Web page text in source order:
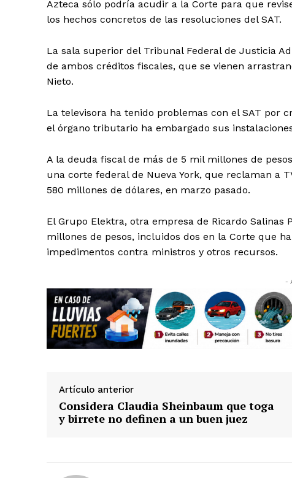
SUSCRÍBETE
Azteca sólo podría acudir a la Corte para que
los hechos concretos de las resoluciones del SAT.
La sala superior del Tribunal Federal de Justicia
de ambos créditos fiscales, que se vienen
Nieto.
La televisora ha tenido problemas con el SAT por
el órgano tributario ha embargado sus
A la deuda fiscal de más de 5 mil millones de
una corte federal de Nueva York, que reclaman a
580 millones de dólares, en marzo pasado.
El Grupo Elektra, otra empresa de Ricardo
millones de pesos, incluidos dos en la Corte que
impedimentos contra ministros y otros recursos.
-
Artículo anterior
Considera Claudia Sheinbaum que toga
y birrete no definen a un buen juez